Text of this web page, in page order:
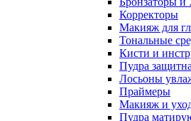
Корректоры
Макияж для
Тональные
Кисти и
Пудра
Лосьоны
Праймеры
Макияж и
Пудра